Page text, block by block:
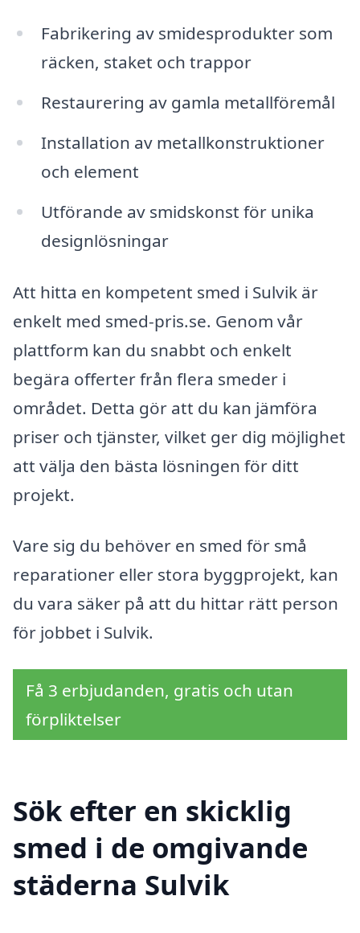
Fabrikering av smidesprodukter som
räcken, staket och trappor
Restaurering av gamla metallföremål
Installation av metallkonstruktioner
och element
Utförande av smidskonst för unika
designlösningar
Att hitta en kompetent smed i Sulvik är
enkelt med smed-pris.se. Genom vår
plattform kan du snabbt och enkelt
begära offerter från flera smeder i
området. Detta gör att du kan jämföra
priser och tjänster, vilket ger dig möjlighet
att välja den bästa lösningen för ditt
projekt.
Vare sig du behöver en smed för små
reparationer eller stora byggprojekt, kan
du vara säker på att du hittar rätt person
för jobbet i Sulvik.
Få 3 erbjudanden, gratis och utan
förpliktelser
Sök efter en skicklig
smed i de omgivande
städerna Sulvik